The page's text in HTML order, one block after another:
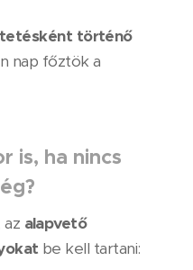
történő
nap főztök a
is, ha nincs
az alapvető
be kell tartani: